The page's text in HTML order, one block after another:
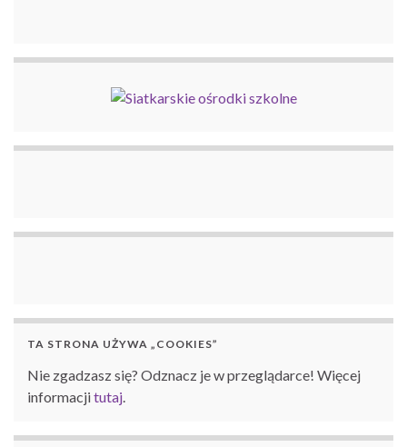
TA STRONA UŻYWA „COOKIES”
Nie zgadzasz się? Odznacz je w przeglądarce! Więcej
informacjitutaj.